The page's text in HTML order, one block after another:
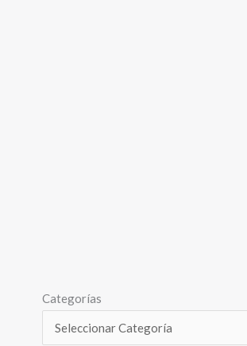
Categorías